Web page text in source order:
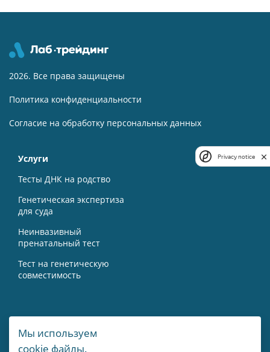
2026. Все права защищены
Политика конфиденциальности
Согласие на обработку персональных данных
Услуги
Тесты ДНК на родство
Генетическая экспертиза
для суда
Неинвазивный
пренатальный тест
Тест на генетическую
совместимость
Контакты
г. Москва, Мичуринский пр-т, 15А
Мы используем
cookie файлы.
Privacy notice